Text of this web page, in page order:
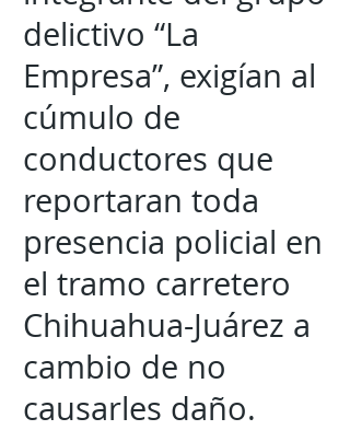
delictivo “La
Empresa”, exigían al
cúmulo de
conductores que
reportaran toda
presencia policial en
el tramo carretero
Chihuahua-Juárez a
cambio de no
causarles daño.